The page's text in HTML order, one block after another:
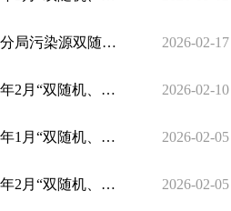
伊犁州生态环境局霍城县分局污染源双随机检查公示信息2026年2月 2026-02-17
霍城县消防救援大队2026年2月“双随机、一公开”监督检查工作结果公示 2026-02-10
霍城县消防救援大队2025年1月“双随机、一公开”监督检查工作结果公示情况 2026-02-05
霍城县消防救援大队2026年2月“双随机、一公开”监督抽查计划 2026-02-05